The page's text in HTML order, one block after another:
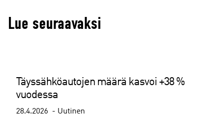
Lue seuraavaksi
Täyssähköautojen määrä kasvoi +38 %
vuodessa
28.4.2026 Uutinen